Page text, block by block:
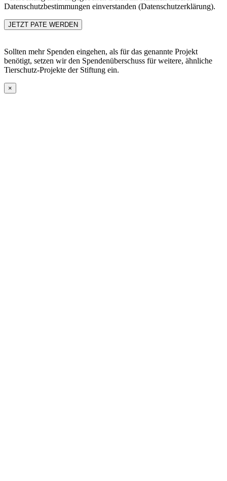
Datenschutzbestimmungen einverstanden (Datenschutzerklärung).
Sollten mehr Spenden eingehen, als für das genannte Projekt
benötigt, setzen wir den Spendenüberschuss für weitere, ähnliche
Tierschutz-Projekte der Stiftung ein.
×